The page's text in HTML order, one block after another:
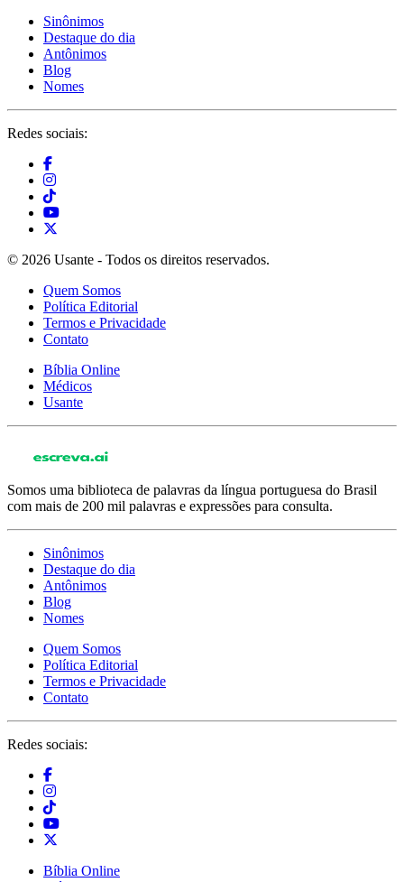
Sinônimos
Destaque do dia
Antônimos
Blog
Nomes
Redes sociais:
© 2026 Usante - Todos os direitos reservados.
Quem Somos
Política Editorial
Termos e Privacidade
Contato
Bíblia Online
Médicos
Usante
Somos uma biblioteca de palavras da língua portuguesa do Brasil
com mais de 200 mil palavras e expressões para consulta.
Sinônimos
Destaque do dia
Antônimos
Blog
Nomes
Quem Somos
Política Editorial
Termos e Privacidade
Contato
Redes sociais:
Bíblia Online